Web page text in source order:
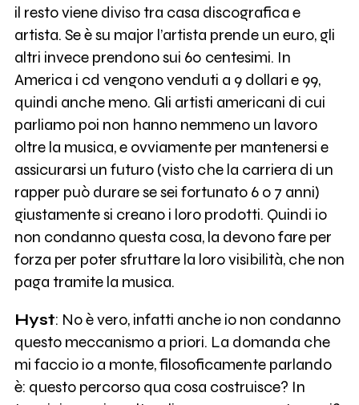
il resto viene diviso tra casa discografica e
artista. Se è su major l’artista prende un euro, gli
altri invece prendono sui 60 centesimi. In
America i cd vengono venduti a 9 dollari e 99,
quindi anche meno. Gli artisti americani di cui
parliamo poi non hanno nemmeno un lavoro
oltre la musica, e ovviamente per mantenersi e
assicurarsi un futuro (visto che la carriera di un
rapper può durare se sei fortunato 6 o 7 anni)
giustamente si creano i loro prodotti. Quindi io
non condanno questa cosa, la devono fare per
forza per poter sfruttare la loro visibilità, che non
paga tramite la musica.
Hyst: No è vero, infatti anche io non condanno
questo meccanismo a priori. La domanda che
mi faccio io a monte, filosoficamente parlando
è: questo percorso qua cosa costruisce? In